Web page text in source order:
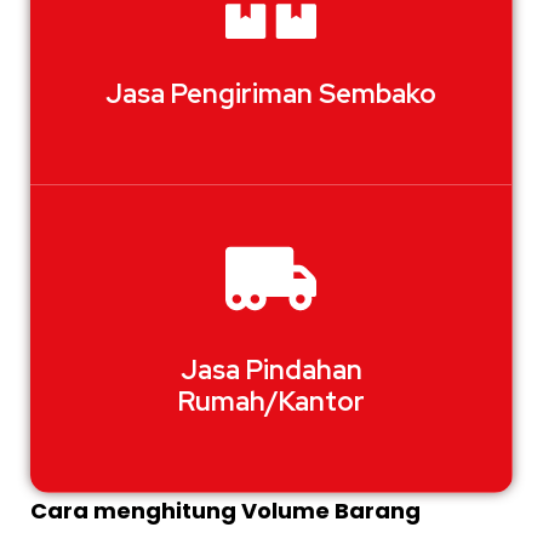
Jasa Pengiriman Sembako
Jasa Pindahan
Rumah/Kantor
Cara menghitung Volume Barang